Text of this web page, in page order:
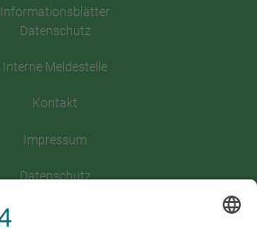
Informationsblätter
Datenschutz
Interne Meldestelle
Kontakt
Impressum
Datenschutz